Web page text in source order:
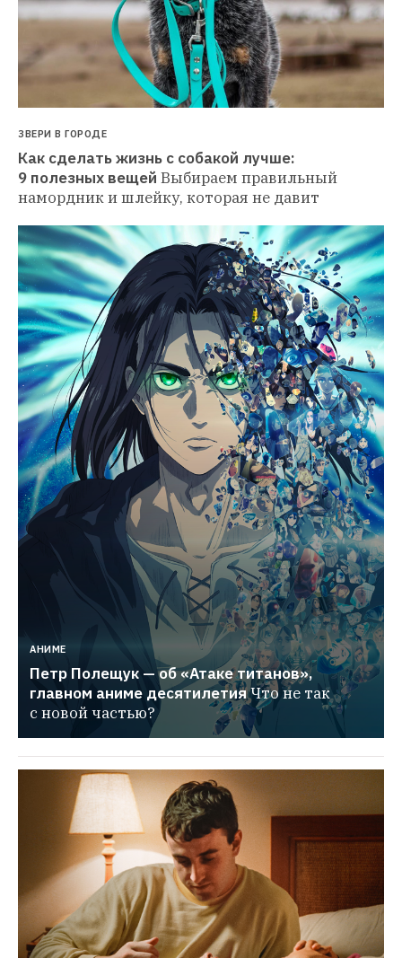
ЗВЕРИ В ГОРОДЕ
Как сделать жизнь с собакой лучше:
9 полезных вещей Выбираем правильный
намордник и шлейку, которая не давит
АНИМЕ
Петр Полещук — об «Атаке титанов»,
главном аниме десятилетияЧто не так
с новой частью?